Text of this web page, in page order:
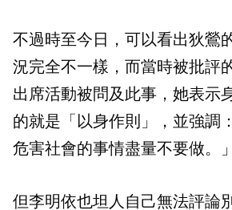
不過時至今日，可以看出狄鶯
況完全不一樣，而當時被批評
出席活動被問及此事，她表示
的就是「以身作則」，並強調
危害社會的事情盡量不要做。」
但李明依也坦人自己無法評論